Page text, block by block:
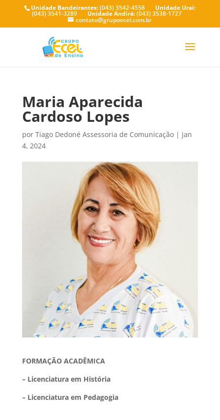
Unidade Bandeirantes:(043) 3542-4558 Unidade Uraí:
(043) 3541-3289 Unidade Andirá:(043) 3538-1727
contato@grupoecel.com.br
Maria Aparecida
Cardoso Lopes
por Tiago Dedoné Assessoria de Comunicação| jan
4, 2024
FORMAÇÃO ACADÊMICA
– Licenciatura em História
– Licenciatura em Pedagogia